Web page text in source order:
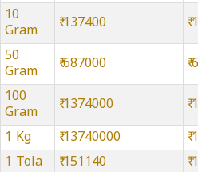
10
Gram
₹ 137400 ₹
50
Gram
₹ 687000 ₹
100
Gram
₹ 1374000 ₹
1 Kg ₹ 13740000 ₹
1 Tola
₹ 151140 ₹